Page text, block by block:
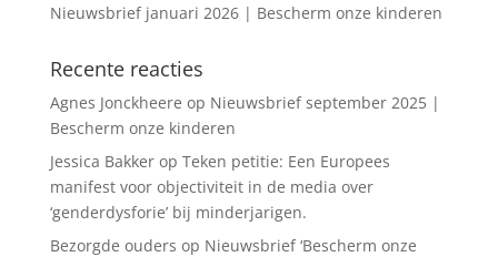
Nieuwsbrief januari 2026 | Bescherm onze kinderen
Recente reacties
Agnes Jonckheere op Nieuwsbrief september 2025 |
Bescherm onze kinderen
Jessica Bakkerop Teken petitie: Een Europees
manifest voor objectiviteit in de media over
‘genderdysforie’ bij minderjarigen.
Bezorgde ouders op Nieuwsbrief ‘Bescherm onze